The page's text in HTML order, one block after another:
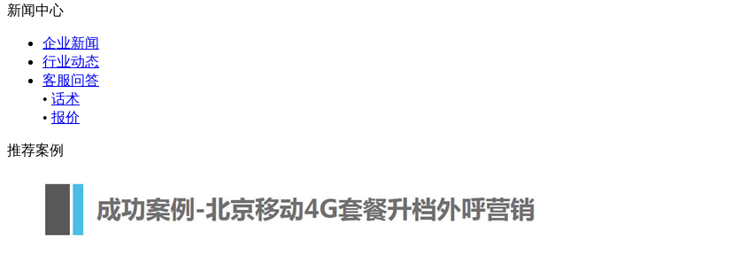
新闻中心
企业新闻
行业动态
客服问答
• 话术
• 报价
推荐案例